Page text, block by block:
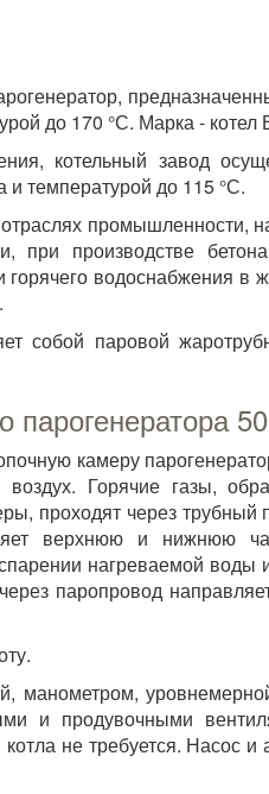
до 170 °С. Марка -
котельный завод
температурой до 115 °С.
промышленности,
при производстве
горячего водоснабжения
собой паровой
парогенератора
камеру
воздух. Горячие газы,
проходят через трубный
верхнюю и нижнюю
нагреваемой воды
паропровод
манометром,
и продувочными
не требуется. Насос и